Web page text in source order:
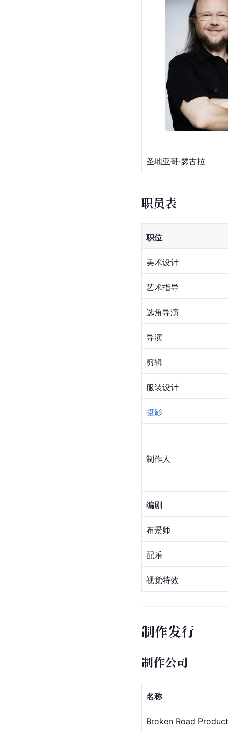
圣地亚哥·瑟古拉
职员表
职位
美术设计
艺术指导
选角导演
导演
剪辑
服装设计
摄影
制作人
编剧
布景师
配乐
视觉特效
制作发行
制作公司
名称
Broken Road